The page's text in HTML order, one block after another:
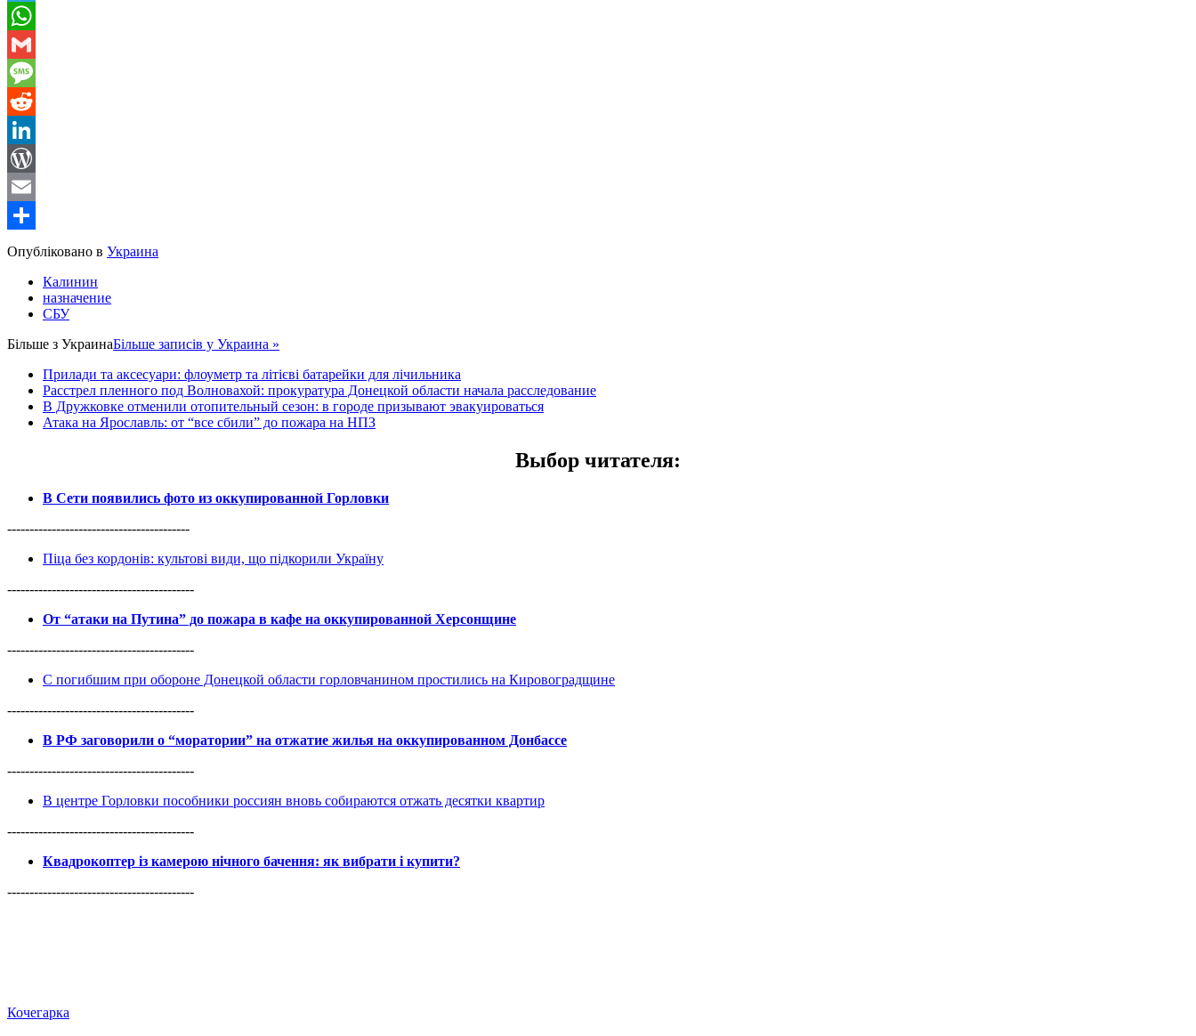
Telegram
WhatsApp
Gmail
Message
Reddit
LinkedIn
WordPress
Email
Share
Опубліковано в Украина
Калинин
назначение
СБУ
Більше з УкраинаБільше записів у Украина »
Прилади та аксесуари: флоуметр та літієві батарейки для лічильника
Расстрел пленного под Волновахой: прокуратура Донецкой области начала расследование
В Дружковке отменили отопительный сезон: в городе призывают эвакуироваться
Атака на Ярославль: от “все сбили” до пожара на НПЗ
Выбор читателя:
В Сети появились фото из оккупированной Горловки
-----------------------------------------
Піца без кордонів: культові види, що підкорили Україну
------------------------------------------
От “атаки на Путина” до пожара в кафе на оккупированной Херсонщине
------------------------------------------
С погибшим при обороне Донецкой области горловчанином простились на Кировоградщине
------------------------------------------
В РФ заговорили о “моратории” на отжатие жилья на оккупированном Донбассе
------------------------------------------
В центре Горловки пособники россиян вновь собираются отжать десятки квартир
------------------------------------------
Квадрокоптер із камерою нічного бачення: як вибрати і купити?
------------------------------------------
Кочегарка